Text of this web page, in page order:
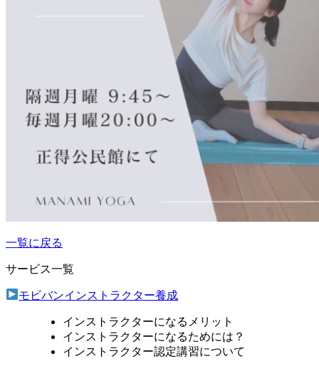
一覧に戻る
サービス一覧
モビバンインストラクター養成
インストラクターになるメリット
インストラクターになるためには？
インストラクター認定講習について